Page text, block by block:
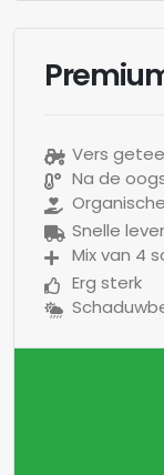
Vers
Na de
Snelle
Mix van 4
Erg sterk